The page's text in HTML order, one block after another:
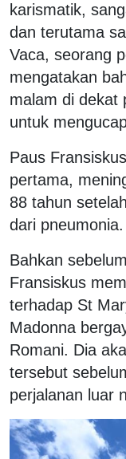
karismatik,
dan terutama
Vaca, seorang
mengatakan
malam di dekat
untuk
Paus
pertama,
88 tahun
dari pneumonia.
Bahkan
Fransiskus
terhadap St
Madonna
Romani. Dia
tersebut
perjalanan luar